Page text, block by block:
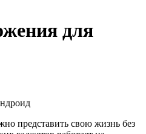
для
представить свою жизнь без